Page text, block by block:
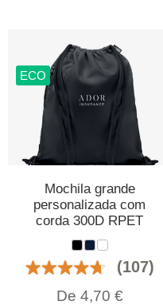
ECO
Mochila grande
personalizada com
corda 300D RPET
(107)
De 4,70 €